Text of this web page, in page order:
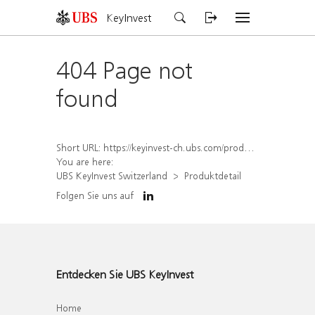
KeyInvest
404 Page not
found
Short URL: https://keyinvest-ch.ubs.com/produkt/detail/index/isin/CH1570490925
You are here:
UBS KeyInvest Switzerland
Produktdetail
Folgen Sie uns auf
Entdecken Sie UBS KeyInvest
Home